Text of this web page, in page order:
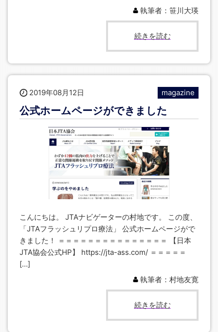
執筆者：笹川大瑛
続きを読む
2019年08月12日 magazine
公式ホームページができました
こんにちは。 JTAナビゲーターの村地です。 この度、
「JTAフラッシュリプロ療法」 公式ホームページがで
きました！ ＝＝＝＝＝＝＝＝＝＝＝＝＝＝＝ 【日本
JTA協会公式HP】 https://jta-ass.com/ ＝＝＝＝＝
[…]
執筆者：村地友寛
続きを読む